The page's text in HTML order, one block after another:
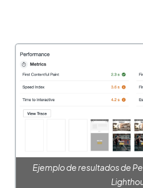
Ejemplo de resultados de